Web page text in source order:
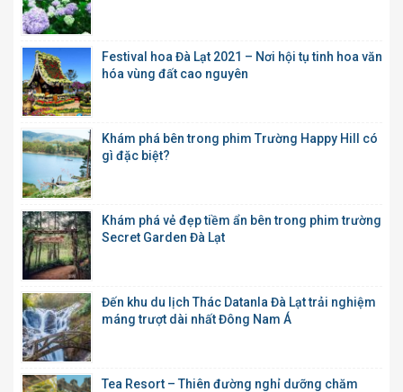
Festival hoa Đà Lạt 2021 – Nơi hội tụ tinh hoa văn
hóa vùng đất cao nguyên
Khám phá bên trong phim Trường Happy Hill có
gì đặc biệt?
Khám phá vẻ đẹp tiềm ẩn bên trong phim trường
Secret Garden Đà Lạt
Đến khu du lịch Thác Datanla Đà Lạt trải nghiệm
máng trượt dài nhất Đông Nam Á
Tea Resort – Thiên đường nghỉ dưỡng chăm